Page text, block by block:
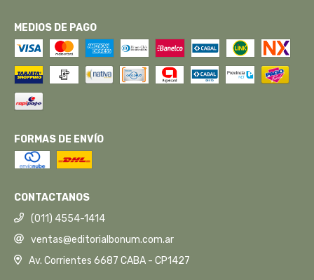
MEDIOS DE PAGO
FORMAS DE ENVÍO
CONTACTANOS
(011) 4554-1414
ventas@editorialbonum.com.ar
Av. Corrientes 6687 CABA - CP1427